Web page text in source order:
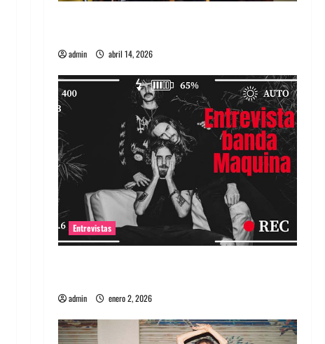
admin abril 14, 2026
Entrevistas
admin enero 2, 2026